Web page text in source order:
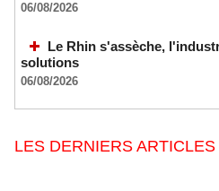
06/08/2026
Le Rhin s'assèche,
solutions
06/08/2026
LES DERNIERS ARTICLES